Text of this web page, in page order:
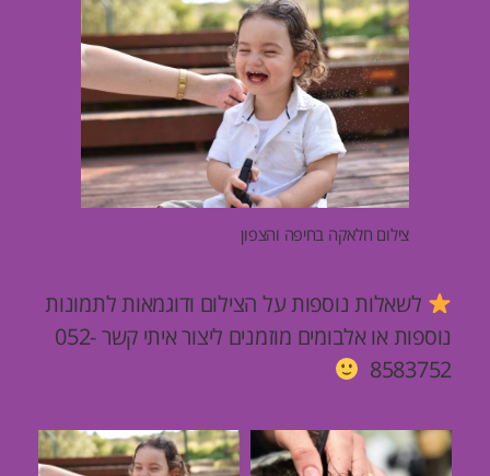
צילום חלאקה בחיפה והצפון
לשאלות נוספות על הצילום ודוגמאות לתמונות
נוספות או אלבומים מוזמנים ליצור איתי קשר052-
8583752